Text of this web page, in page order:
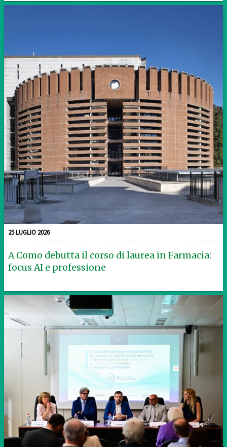
25 LUGLIO 2026
A Como debutta il corso di laurea in Farmacia:
focus AI e professione